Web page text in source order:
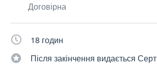
Договірна
18 годин
Після закінчення видається